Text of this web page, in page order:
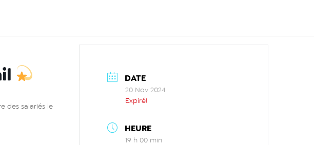
des salariés le
DATE
20 Nov 2024
Expiré!
HEURE
19 h 00 min